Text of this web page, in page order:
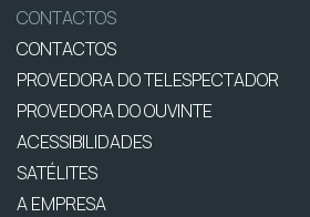
CONTACTOS
CONTACTOS
PROVEDORA DO TELESPECTADOR
PROVEDORA DO OUVINTE
ACESSIBILIDADES
SATÉLITES
A EMPRESA